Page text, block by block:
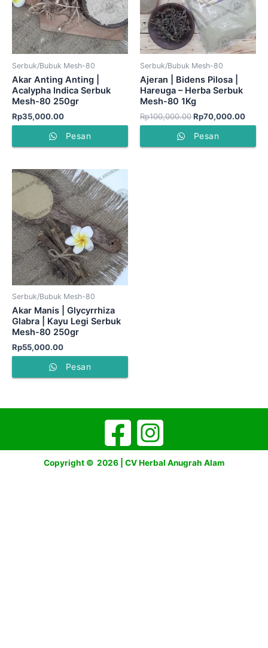
Serbuk/Bubuk Mesh-80
Akar Anting Anting |
Acalypha Indica Serbuk
Mesh-80 250gr
Rp35,000.00
Pesan
Serbuk/Bubuk Mesh-80
Ajeran | Bidens Pilosa |
Hareuga – Herba Serbuk
Mesh-80 1Kg
Rp100,000.00Rp70,000.00
Pesan
Serbuk/Bubuk Mesh-80
Akar Manis | Glycyrrhiza
Glabra | Kayu Legi Serbuk
Mesh-80 250gr
Rp55,000.00
Pesan
Copyright © 2026 | CV Herbal Anugrah Alam